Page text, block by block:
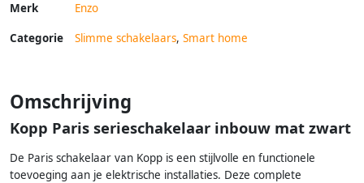
Merk Enzo
Categorie Slimme schakelaars, Smart home
Omschrijving
Kopp Paris serieschakelaar inbouw mat zwart
De Paris schakelaar van Kopp is een stijlvolle en functionele
toevoeging aan je elektrische installaties. Deze complete